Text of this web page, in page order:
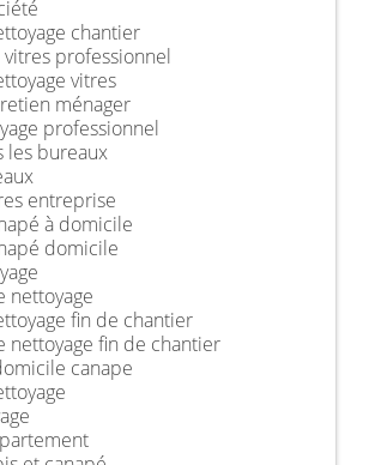
chantier
professionnel
vitres
ménager
professionnel
les bureaux
entreprise
à domicile
domicile
nettoyage
fin de chantier
nettoyage fin de chantier
canape